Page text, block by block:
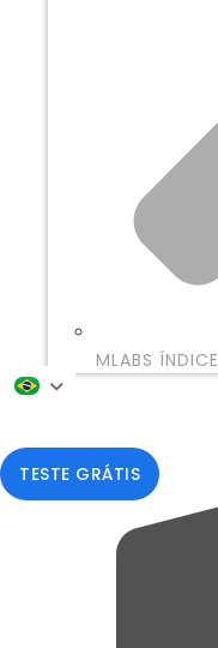
MLABS ÍNDICE
TESTE GRÁTIS